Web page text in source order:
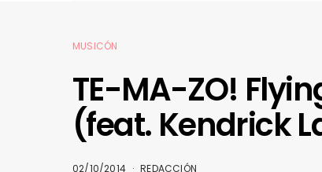
MUSICÓN
TE-MA-ZO!
(feat. Kendrick
02/10/2014 REDACCIÓN